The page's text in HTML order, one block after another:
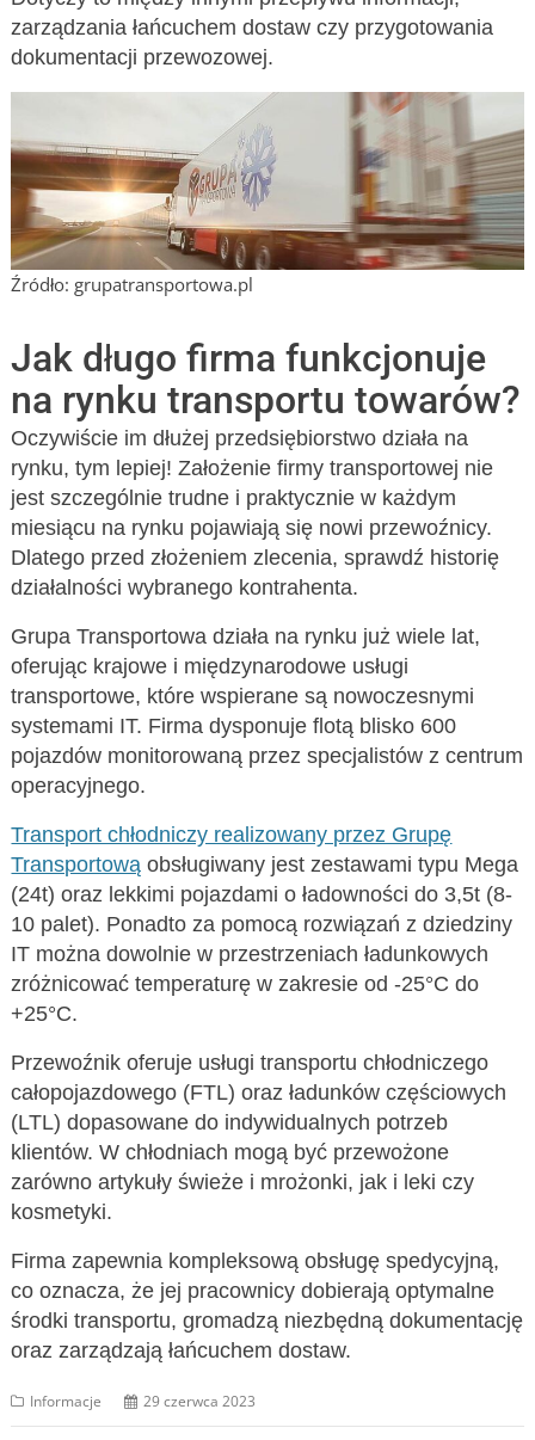
zarządzania łańcuchem dostaw czy przygotowania
dokumentacji przewozowej.
Źródło: grupatransportowa.pl
Jak długo firma funkcjonuje
na rynku transportu towarów?
Oczywiście im dłużej przedsiębiorstwo działa na
rynku, tym lepiej! Założenie firmy transportowej nie
jest szczególnie trudne i praktycznie w każdym
miesiącu na rynku pojawiają się nowi przewoźnicy.
Dlatego przed złożeniem zlecenia, sprawdź historię
działalności wybranego kontrahenta.
Grupa Transportowa działa na rynku już wiele lat,
oferując krajowe i międzynarodowe usługi
transportowe, które wspierane są nowoczesnymi
systemami IT. Firma dysponuje flotą blisko 600
pojazdów monitorowaną przez specjalistów z centrum
operacyjnego.
Transport chłodniczy realizowany przez Grupę
Transportową obsługiwany jest zestawami typu Mega
(24t) oraz lekkimi pojazdami o ładowności do 3,5t (8-
10 palet). Ponadto za pomocą rozwiązań z dziedziny
IT można dowolnie w przestrzeniach ładunkowych
zróżnicować temperaturę w zakresie od -25°C do
+25°C.
Przewoźnik oferuje usługi transportu chłodniczego
całopojazdowego (FTL) oraz ładunków częściowych
(LTL) dopasowane do indywidualnych potrzeb
klientów. W chłodniach mogą być przewożone
zarówno artykuły świeże i mrożonki, jak i leki czy
kosmetyki.
Firma zapewnia kompleksową obsługę spedycyjną,
co oznacza, że jej pracownicy dobierają optymalne
środki transportu, gromadzą niezbędną dokumentację
oraz zarządzają łańcuchem dostaw.
Informacje 29 czerwca 2023